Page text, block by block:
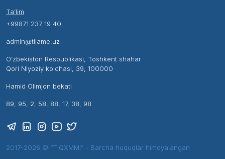
Ta’lim
+99871 237 19 40
admin@tiiame.uz
O’zbekiston Respublikasi, Toshkent shahar
Qori Niyoziy ko'chasi, 39, 100000
Hamid Olimjon bekati
89, 95, 2, 58, 88, 17, 38, 98
2017-2026 © “TIQXMMI” - Barcha huquqlar himoyalangan